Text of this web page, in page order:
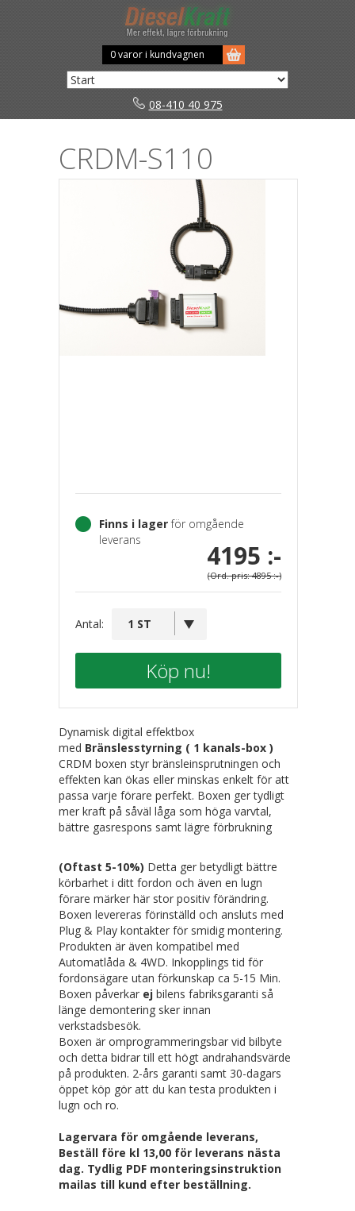
08-410 40 975
0 varor i kundvagnen
CRDM-S110
Finns i lagerför omgående
leverans
4195 :-
(Ord. pris: 4895 :-)
Antal:
Köp nu!
Dynamisk digital effektbox
med Bränslesstyrning ( 1 kanals-box )
CRDM boxen styr bränsleinsprutningen och
effekten kan ökas eller minskas enkelt för att
passa varje förare perfekt. Boxen ger tydligt
mer kraft på såväl låga som höga varvtal,
bättre gasrespons samt lägre förbrukning
(Oftast 5-10%) Detta ger betydligt bättre
körbarhet i ditt fordon och även en lugn
förare märker här stor positiv förändring.
Boxen levereras förinställd och ansluts med
Plug & Play kontakter för smidig montering.
Produkten är även kompatibel med
Automatlåda & 4WD. Inkopplings tid för
fordonsägare utan förkunskap ca 5-15 Min.
Boxen påverkar ej bilens fabriksgaranti så
länge demontering sker innan
verkstadsbesök.
Boxen är omprogrammeringsbar vid bilbyte
och detta bidrar till ett högt andrahandsvärde
på produkten. 2-års garanti samt 30-dagars
öppet köp gör att du kan testa produkten i
lugn och ro.
Lagervara för omgående leverans,
Beställ före kl 13,00 för leverans nästa
dag. Tydlig PDF monteringsinstruktion
mailas till kund efter beställning.